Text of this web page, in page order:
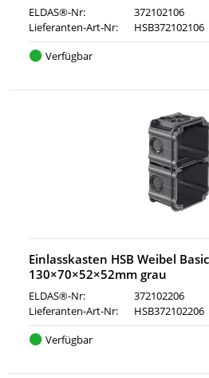
ELDAS®-Nr:
372102106
Lieferanten-Art-Nr:
HSB372102106
Verfügbar
Einlasskasten HSB Weibel
130×70×52×52mm grau
ELDAS®-Nr:
372102206
Lieferanten-Art-Nr:
HSB372102206
Verfügbar